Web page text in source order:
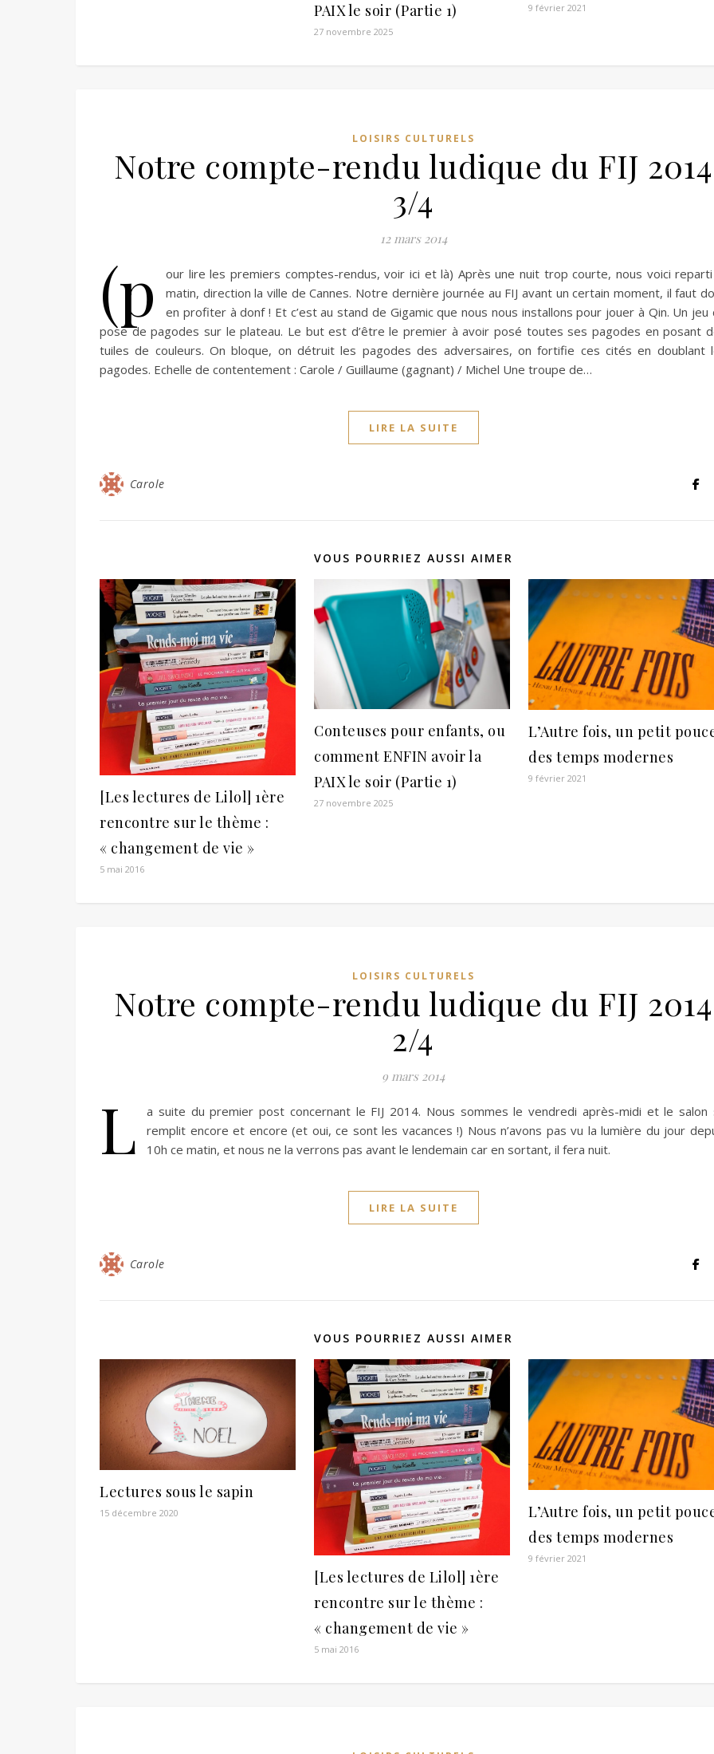
PAIX le soir (Partie 1)
27 novembre 2025
9 février 2021
LOISIRS CULTURELS
Notre compte-rendu ludique du FIJ 2014
3/4
12 mars 2014
(p
our lire les premiers comptes-rendus, voir ici et là) Après une nuit trop courte, nous voici
matin, direction la ville de Cannes. Notre dernière journée au FIJ avant un certain moment, il faut
en profiter à donf ! Et c’est au stand de Gigamic que nous nous installons pour jouer à Qin. Un jeu
pose de pagodes sur le plateau. Le but est d’être le premier à avoir posé toutes ses pagodes en posant
tuiles de couleurs. On bloque, on détruit les pagodes des adversaires, on fortifie ces cités en doublant
pagodes. Echelle de contentement : Carole / Guillaume (gagnant) / Michel Une troupe de…
LIRE LA SUITE
Carole
VOUS POURRIEZ AUSSI AIMER
[Les lectures de Lilol] 1ère
rencontre sur le thème :
« changement de vie »
5 mai 2016
Conteuses pour enfants, ou
comment ENFIN avoir la
PAIX le soir (Partie 1)
27 novembre 2025
L’Autre fois, un petit
des temps modernes
9 février 2021
LOISIRS CULTURELS
Notre compte-rendu ludique du FIJ 2014
2/4
9 mars 2014
L
a suite du premier post concernant le FIJ 2014. Nous sommes le vendredi après-midi et le salon
remplit encore et encore (et oui, ce sont les vacances !) Nous n’avons pas vu la lumière du jour
10h ce matin, et nous ne la verrons pas avant le lendemain car en sortant, il fera nuit.
LIRE LA SUITE
Carole
VOUS POURRIEZ AUSSI AIMER
Lectures sous le sapin
15 décembre 2020
[Les lectures de Lilol] 1ère
rencontre sur le thème :
« changement de vie »
5 mai 2016
L’Autre fois, un petit
des temps modernes
9 février 2021